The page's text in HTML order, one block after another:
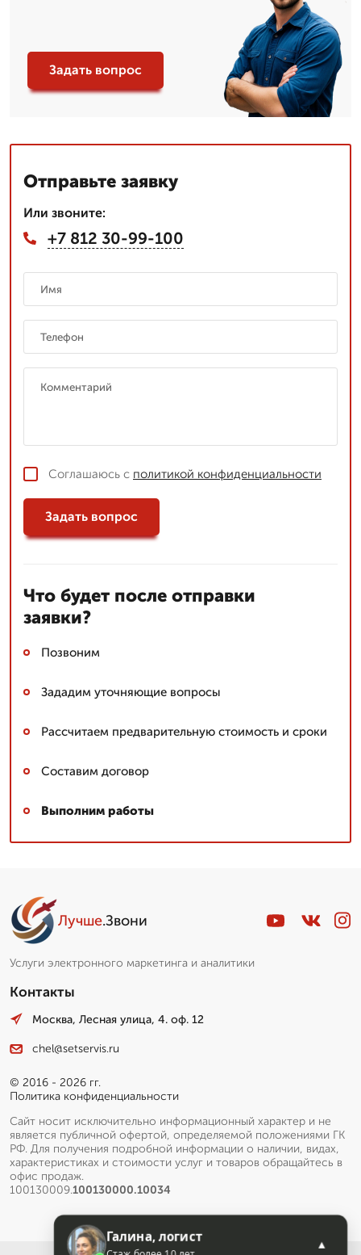
Задать вопрос
Отправьте заявку
Или звоните:
+7 812 30-99-100
Соглашаюсь с политикой конфиденциальности
Задать вопрос
Что будет после отправки
заявки?
Позвоним
Зададим уточняющие вопросы
Рассчитаем предварительную стоимость и сроки
Составим договор
Выполним работы
Лучше.Звони
Услуги электронного маркетинга и аналитики
Контакты
Москва, Лесная улица, 4. оф. 12
chel@setservis.ru
© 2016 - 2026 гг.
Политика конфиденциальности
Сайт носит исключительно информационный характер и не
является публичной офертой, определяемой положениями ГК
РФ. Для получения подробной информации о наличии, видах,
характеристиках и стоимости услуг и товаров обращайтесь в
офис продаж.
100130009.100130000.10034
Пишет Вам...
➞